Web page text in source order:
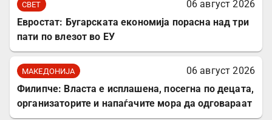
СВЕТ
06 август 2026
Евростат: Бугарската економија порасна над три
пати по влезот во ЕУ
МАКЕДОНИЈА
06 август 2026
Филипче: Власта е исплашена, посегна по децата,
организаторите и напаѓачите мора да одговараат